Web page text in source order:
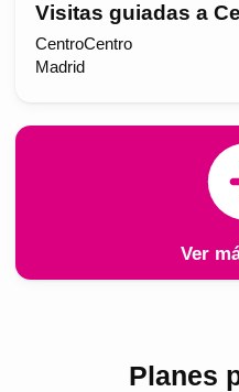
Visitas guiadas a
CentroCentro
Madrid
Ver
Planes